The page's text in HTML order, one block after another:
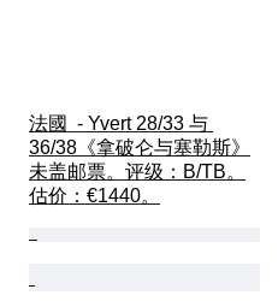
法國  - Yvert 28/33 与
36/38《拿破仑与塞勒斯》
未盖邮票。评级：B/TB。
估价：€1440。